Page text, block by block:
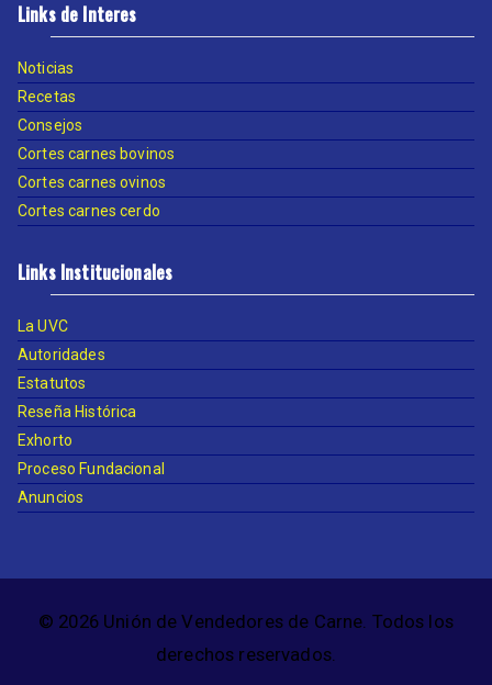
Links de Interes
Noticias
Recetas
Consejos
Cortes carnes bovinos
Cortes carnes ovinos
Cortes carnes cerdo
Links Institucionales
La UVC
Autoridades
Estatutos
Reseña Histórica
Exhorto
Proceso Fundacional
Anuncios
© 2026 Unión de Vendedores de Carne. Todos los
derechos reservados.